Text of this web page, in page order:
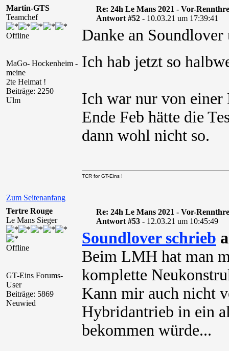
Martin-GTS
Teamchef
Offline
MaGo- Hockenheim -
meine
2te Heimat !
Beiträge: 2250
Ulm
Re: 24h Le Mans 2021 - Vor-
Antwort #52 - 10.03.21 um 17:39:41
Danke an
Ich hab jetzt so
Ich war nur von
Ende Feb hätte die
dann wohl nicht so.
Zum Seitenanfang
TCR for GT-Eins !
Tertre Rouge
Le Mans Sieger
Offline
GT-Eins Forums-
User
Beiträge: 5869
Neuwied
Re: 24h Le Mans 2021 - Vor-
Antwort #53 - 12.03.21 um 10:45:49
Soundlover schrieb
Beim LMH hat man
komplette
Kann mir auch nicht
Hybridantrieb in ein
bekommen würde...